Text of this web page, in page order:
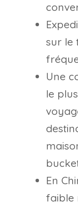
sur le
Une
le
En
faible